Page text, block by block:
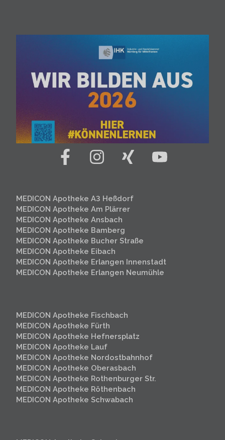
MEDICON Apotheke A3 Heßdorf
MEDICON Apotheke Am Plärrer
MEDICON Apotheke Ansbach
MEDICON Apotheke Bamberg
MEDICON Apotheke Bucher Straße
MEDICON Apotheke Eibach
MEDICON Apotheke Erlangen Innenstadt
MEDICON Apotheke Erlangen Neumühle
MEDICON Apotheke Fischbach
MEDICON Apotheke Fürth
MEDICON Apotheke Hefnersplatz
MEDICON Apotheke Lauf
MEDICON Apotheke Nordostbahnhof
MEDICON Apotheke Oberasbach
MEDICON Apotheke Rothenburger Str.
MEDICON Apotheke Röthenbach
MEDICON Apotheke Schwabach